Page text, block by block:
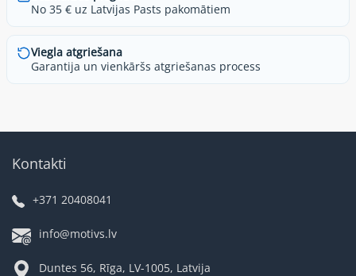
No 35 € uz Latvijas Pasts pakomātiem
Viegla atgriešana
Garantija un vienkāršs atgriešanas process
Kontakti
+371 20408041
info@motivs.lv
Duntes 56, Rīga, LV-1005, Latvija